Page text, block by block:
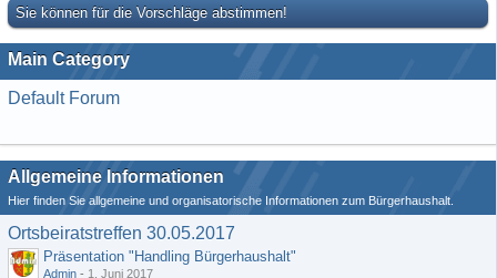
Sie können für die Vorschläge abstimmen!
Main Category
Default Forum
Allgemeine Informationen
Hier finden Sie allgemeine und organisatorische Informationen zum Bürgerhaushalt.
Ortsbeiratstreffen 30.05.2017
Präsentation "Handling Bürgerhaushalt"
Admin - 1. Juni 2017